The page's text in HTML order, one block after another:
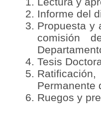
Informe del
Propuesta y
comisión
Tesis
Permanente
Ruegos y